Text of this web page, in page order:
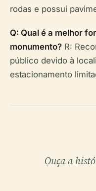
rodas e possui
Q: Qual é a melhor
monumento? R:
público devido à
estacionamento
Ouça a